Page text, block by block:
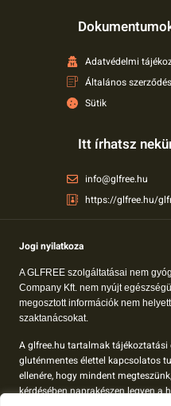
Adatvédelmi
Általános
Sütik
Itt írhatsz
info@glfree.hu
https://glfree.hu/
Jogi nyilatkoza
A GLFREE szolgáltatásai nem
Company Kft. nem nyújt
megosztott információk nem
szaktanácsokat.
A glfree.hu tartalmak
gluténmentes élettel kapcsolatos
ellenére, hogy mindent
kérdésében naprakészen legyen a